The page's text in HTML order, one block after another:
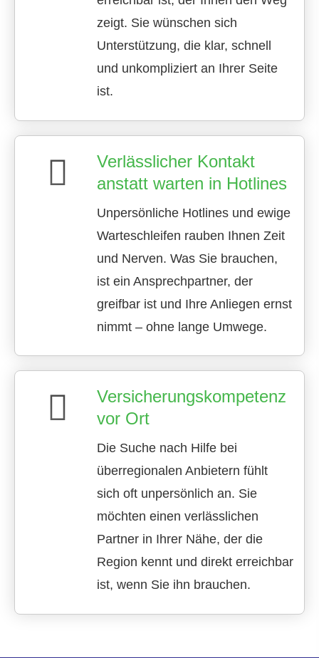
zeigt. Sie wünschen sich
Unterstützung, die klar, schnell
und unkompliziert an Ihrer Seite
ist.
Verlässlicher Kontakt
anstatt warten in Hotlines
Unpersönliche Hotlines und ewige
Warteschleifen rauben Ihnen Zeit
und Nerven. Was Sie brauchen,
ist ein Ansprechpartner, der
greifbar ist und Ihre Anliegen ernst
nimmt – ohne lange Umwege.
Versicherungskompetenz
vor Ort
Die Suche nach Hilfe bei
überregionalen Anbietern fühlt
sich oft unpersönlich an. Sie
möchten einen verlässlichen
Partner in Ihrer Nähe, der die
Region kennt und direkt erreichbar
ist, wenn Sie ihn brauchen.